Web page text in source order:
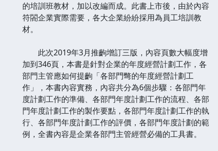
的培訓班教材，加以改編而成。此書上市後，由於內容
符閤企業實際需要，各大企業紛紛採用為員工培訓教
材。
此次2019年3月推齣增訂三版，內容頁數大幅度增
加到346頁，本書是針對企業的年度經營計劃工作，各
部門主管應如何提齣「各部門彆的年度經營計劃工
作」，本書內容實務，內容共分為6個步驟：各部門年
度計劃工作的準備、各部門年度計劃工作的流程、各部
門年度計劃工作的製作要點，各部門年度計劃工作的執
行、各部門年度計劃工作的評價，各部門年度計劃的範
例，全書內容是企業各部門主管經營必備的工具書。